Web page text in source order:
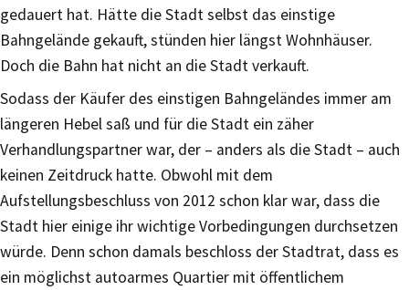
gedauert hat. Hätte die Stadt selbst das einstige
Bahngelände gekauft, stünden hier längst Wohnhäuser.
Doch die Bahn hat nicht an die Stadt verkauft.
Sodass der Käufer des einstigen Bahngeländes immer am
längeren Hebel saß und für die Stadt ein zäher
Verhandlungspartner war, der – anders als die Stadt – auch
keinen Zeitdruck hatte. Obwohl mit dem
Aufstellungsbeschluss von 2012 schon klar war, dass die
Stadt hier einige ihr wichtige Vorbedingungen durchsetzen
würde. Denn schon damals beschloss der Stadtrat, dass es
ein möglichst autoarmes Quartier mit öffentlichem